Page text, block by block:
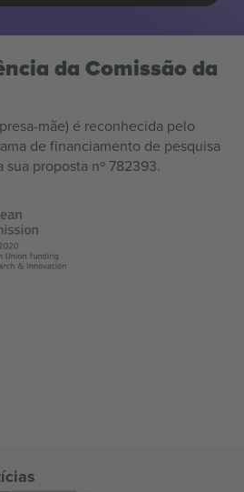
da Comissão da
mãe) é reconhecida pelo
de financiamento de pesquisa
sua proposta nº 782393.